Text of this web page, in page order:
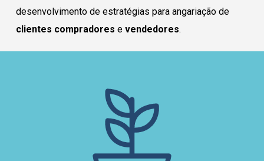
desenvolvimento de estratégias para angariação de
clientes compradores evendedores.